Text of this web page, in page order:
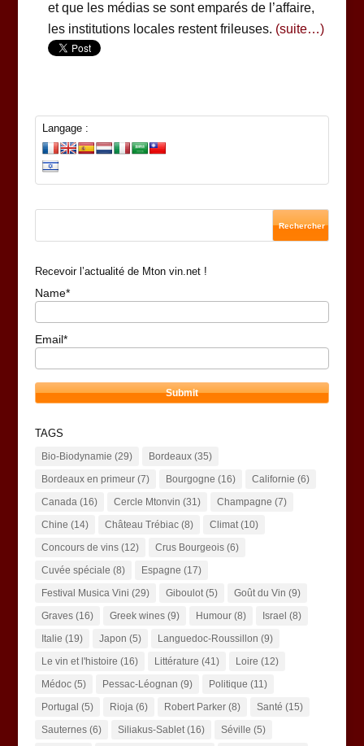
et que les médias se sont emparés de l’affaire,
les institutions locales restent frileuses. (suite…)
Langage :
Recevoir l’actualité de Mton vin.net !
Name*
Email*
TAGS
Bio-Biodynamie (29) Bordeaux(35)
Bordeaux en primeur(7) Bourgogne (16) Californie (6)
Canada(16) Cercle Mtonvin (31) Champagne (7)
Chine (14) Château Trébiac(8) Climat(10)
Concours de vins(12) Crus Bourgeois(6)
Cuvée spéciale (8) Espagne (17)
Festival Musica Vini (29) Giboulot(5) Goût du Vin (9)
Graves(16) Greek wines(9) Humour(8) Israel (8)
Italie (19) Japon (5) Languedoc-Roussillon (9)
Le vin et l'histoire (16) Littérature (41) Loire (12)
Médoc(5) Pessac-Léognan (9) Politique (11)
Portugal (5) Rioja(6) Robert Parker(8) Santé (15)
Sauternes(6) Siliakus-Sablet(16) Séville (5)